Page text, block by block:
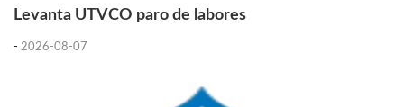
Levanta UTVCO paro de labores
- 2026-08-07